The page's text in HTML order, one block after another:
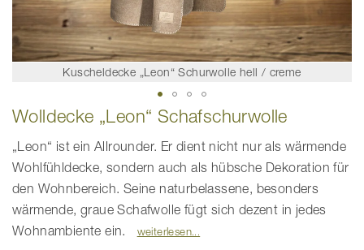
Kuscheldecke „Leon“ Schurwolle hell / creme
Zum
Anfang
Bildgalerie
springen
Wolldecke „Leon“ Schafschurwolle
„Leon“ ist ein Allrounder. Er dient nicht nur als wärmende
Wohlfühldecke, sondern auch als hübsche Dekoration für
den Wohnbereich. Seine naturbelassene, besonders
wärmende, graue Schafwolle fügt sich dezent in jedes
Wohnambiente ein.
weiterlesen